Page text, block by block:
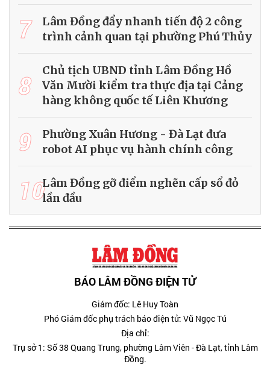
7
Lâm Đồng đẩy nhanh tiến độ 2 công
trình cảnh quan tại phường Phú Thủy
8
Chủ tịch UBND tỉnh Lâm Đồng Hồ
Văn Mười kiểm tra thực địa tại Cảng
hàng không quốc tế Liên Khương
9
Phường Xuân Hương - Đà Lạt đưa
robot AI phục vụ hành chính công
10Lâm Đồng gỡ điểm nghẽn cấp sổ đỏ
lần đầu
BÁO LÂM ĐỒNG ĐIỆN TỬ
Giám đốc: Lê Huy Toàn
Phó Giám đốc phụ trách báo điện tử: Vũ Ngọc Tú
Địa chỉ:
Trụ sở 1: Số 38 Quang Trung, phường Lâm Viên - Đà Lạt, tỉnh Lâm
Đồng.